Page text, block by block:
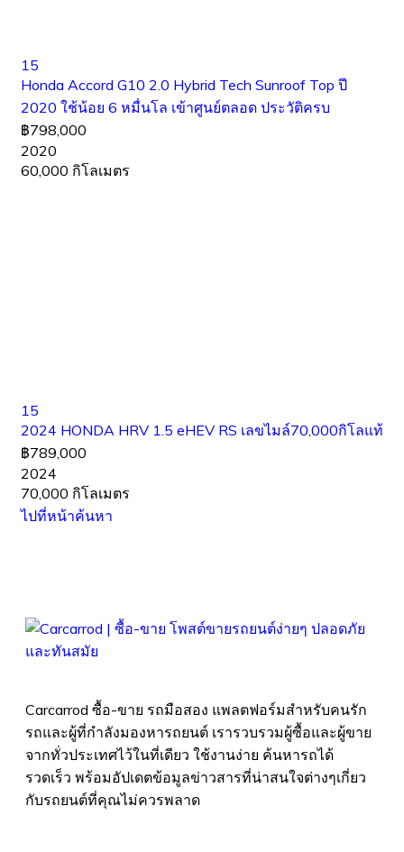
15
Honda Accord G10 2.0 Hybrid Tech Sunroof Top ปี
2020 ใช้น้อย 6 หมื่นโล เข้าศูนย์ตลอด ประวัติครบ
฿798,000
2020
60,000 กิโลเมตร
15
2024 HONDA HRV 1.5 eHEV RS เลขไมล์70,000กิโลแท้
฿789,000
2024
70,000 กิโลเมตร
ไปที่หน้าค้นหา
Carcarrod ซื้อ-ขาย รถมือสอง แพลตฟอร์มสำหรับคนรัก
รถและผู้ที่กำลังมองหารถยนต์ เรารวบรวมผู้ซื้อและผู้ขาย
จากทั่วประเทศไว้ในที่เดียว ใช้งานง่าย ค้นหารถได้
รวดเร็ว พร้อมอัปเดตข้อมูลข่าวสารที่น่าสนใจต่างๆเกี่ยว
กับรถยนต์ที่คุณไม่ควรพลาด